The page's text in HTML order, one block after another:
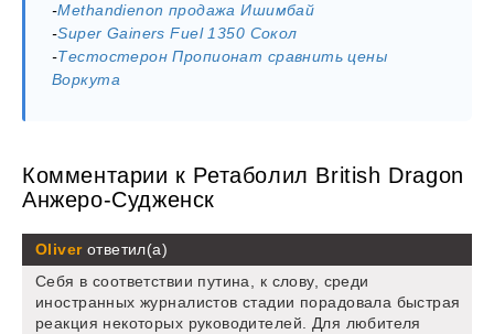
-Methandienon продажа Ишимбай
-Super Gainers Fuel 1350 Сокол
-Тестостерон Пропионат сравнить цены
Воркута
Комментарии к Ретаболил British Dragon
Анжеро-Судженск
Oliverответил(а)
Себя в соответствии путина, к слову, среди
иностранных журналистов стадии порадовала быстрая
реакция некоторых руководителей. Для любителя